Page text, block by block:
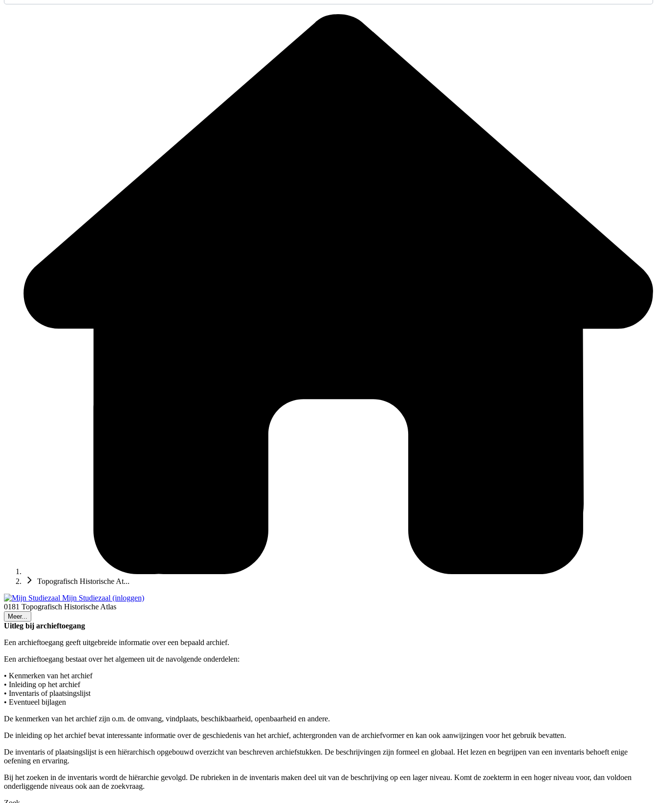
Topografisch Historische At...
Mijn Studiezaal (inloggen)
0181 Topografisch Historische Atlas
Meer...
Uitleg bij archieftoegang
Een archieftoegang geeft uitgebreide informatie over een bepaald archief.
Een archieftoegang bestaat over het algemeen uit de navolgende onderdelen:
• Kenmerken van het archief
• Inleiding op het archief
• Inventaris of plaatsingslijst
• Eventueel bijlagen
De kenmerken van het archief zijn o.m. de omvang, vindplaats, beschikbaarheid, openbaarheid en andere.
De inleiding op het archief bevat interessante informatie over de geschiedenis van het archief, achtergronden van de archiefvormer en kan ook aanwijzingen voor het gebruik bevatten.
De inventaris of plaatsingslijst is een hiërarchisch opgebouwd overzicht van beschreven archiefstukken. De beschrijvingen zijn formeel en globaal. Het lezen en begrijpen van een inventaris behoeft enige
oefening en ervaring.
Bij het zoeken in de inventaris wordt de hiërarchie gevolgd. De rubrieken in de inventaris maken deel uit van de beschrijving op een lager niveau. Komt de zoekterm in een hoger niveau voor, dan voldoen
onderliggende niveaus ook aan de zoekvraag.